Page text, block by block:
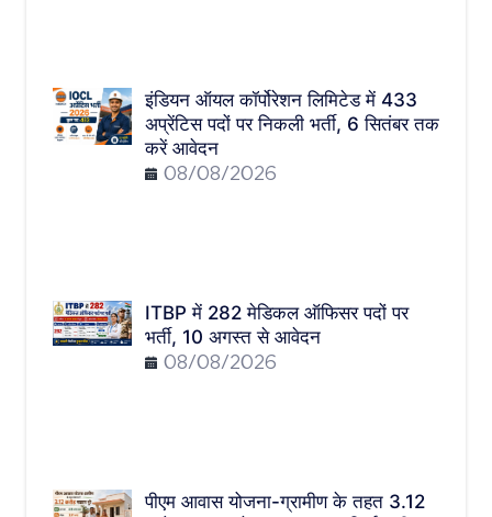
इंडियन ऑयल कॉर्पोरेशन लिमिटेड में 433
अप्रेंटिस पदों पर निकली भर्ती, 6 सितंबर तक
करें आवेदन
08/08/2026
ITBP में 282 मेडिकल ऑफिसर पदों पर
भर्ती, 10 अगस्त से आवेदन
08/08/2026
पीएम आवास योजना-ग्रामीण के तहत 3.12